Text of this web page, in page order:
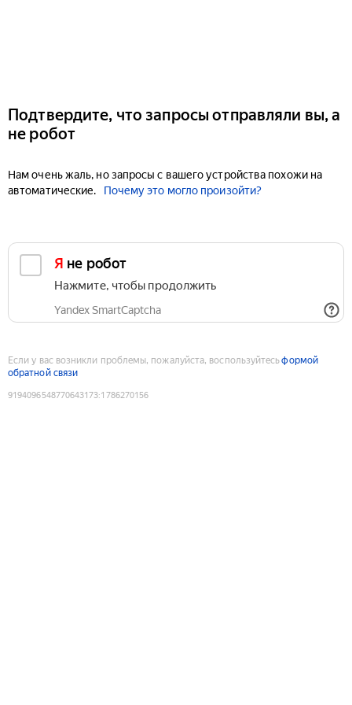
Подтвердите, что запросы отправляли вы, а
не робот
Нам очень жаль, но запросы с вашего устройства похожи на
автоматические.
Почему это могло произойти?
Я не робот
Нажмите, чтобы продолжить
Yandex SmartCaptcha
Если у вас возникли проблемы, пожалуйста, воспользуйтесьформой
обратной связи
9194096548770643173:1786270156